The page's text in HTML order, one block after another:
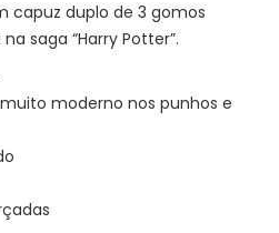
capuz duplo de 3 gomos
saga “Harry Potter”.
moderno nos punhos e